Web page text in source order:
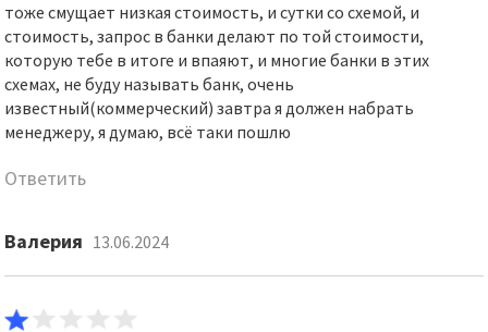
тоже смущает низкая стоимость, и сутки со схемой, и
стоимость, запрос в банки делают по той стоимости,
которую тебе в итоге и впаяют, и многие банки в этих
схемах, не буду называть банк, очень
известный(коммерческий) завтра я должен набрать
менеджеру, я думаю, всё таки пошлю
Ответить
Валерия 13.06.2024